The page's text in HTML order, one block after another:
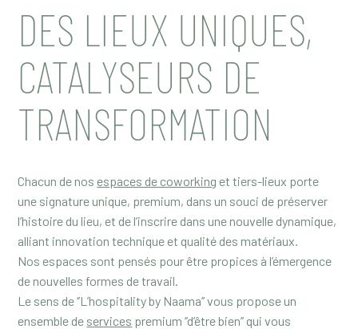
DES LIEUX UNIQUES,
CATALYSEURS DE
TRANSFORMATION
Chacun de nos espaces de coworking et tiers-lieux porte
une signature unique, premium, dans un souci de préserver
l’histoire du lieu, et de l’inscrire dans une nouvelle dynamique,
alliant innovation technique et qualité des matériaux.
Nos espaces sont pensés pour être propices à l’émergence
de nouvelles formes de travail.
Le sens de ‘’L’hospitality by Naama’’ vous propose un
ensemble de services premium ‘’d’être bien’’ qui vous